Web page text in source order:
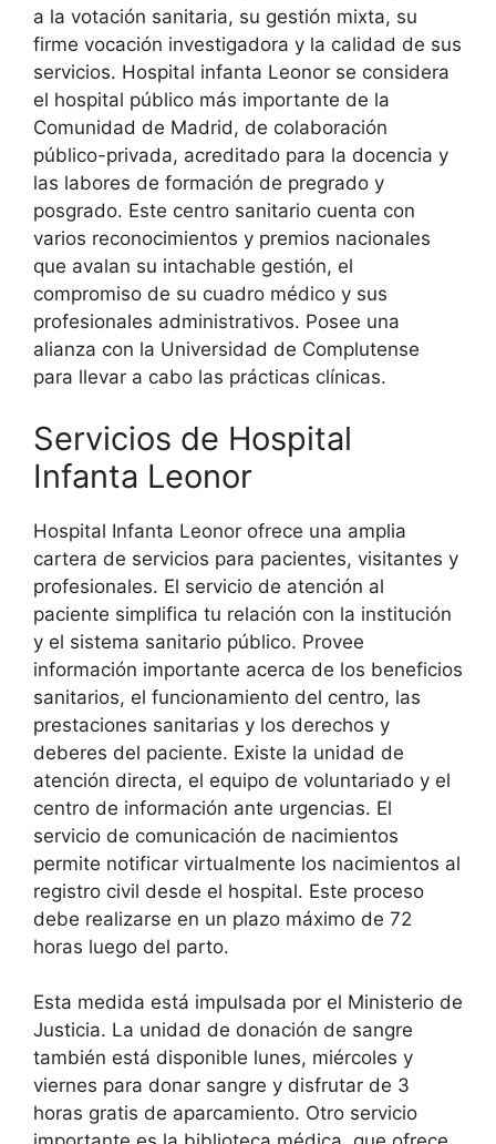
a la votación sanitaria, su gestión mixta, su
firme vocación investigadora y la calidad de sus
servicios. Hospital infanta Leonor se considera
el hospital público más importante de la
Comunidad de Madrid, de colaboración
público-privada, acreditado para la docencia y
las labores de formación de pregrado y
posgrado. Este centro sanitario cuenta con
varios reconocimientos y premios nacionales
que avalan su intachable gestión, el
compromiso de su cuadro médico y sus
profesionales administrativos. Posee una
alianza con la Universidad de Complutense
para llevar a cabo las prácticas clínicas.
Servicios de Hospital
Infanta Leonor
Hospital Infanta Leonor ofrece una amplia
cartera de servicios para pacientes, visitantes y
profesionales. El servicio de atención al
paciente simplifica tu relación con la institución
y el sistema sanitario público. Provee
información importante acerca de los beneficios
sanitarios, el funcionamiento del centro, las
prestaciones sanitarias y los derechos y
deberes del paciente. Existe la unidad de
atención directa, el equipo de voluntariado y el
centro de información ante urgencias. El
servicio de comunicación de nacimientos
permite notificar virtualmente los nacimientos al
registro civil desde el hospital. Este proceso
debe realizarse en un plazo máximo de 72
horas luego del parto.
Esta medida está impulsada por el Ministerio de
Justicia. La unidad de donación de sangre
también está disponible lunes, miércoles y
viernes para donar sangre y disfrutar de 3
horas gratis de aparcamiento. Otro servicio